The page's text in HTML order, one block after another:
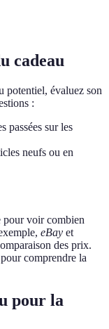
cadeau
potentiel, évaluez son
:
passées sur les
neufs ou en
pour voir combien
eBay et
des prix.
comprendre la
pour la